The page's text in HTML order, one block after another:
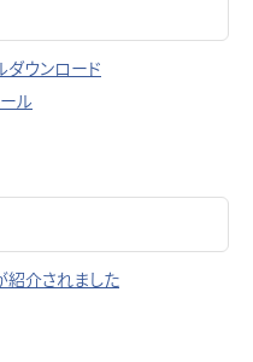
ダウンロード
ル
紹介されました